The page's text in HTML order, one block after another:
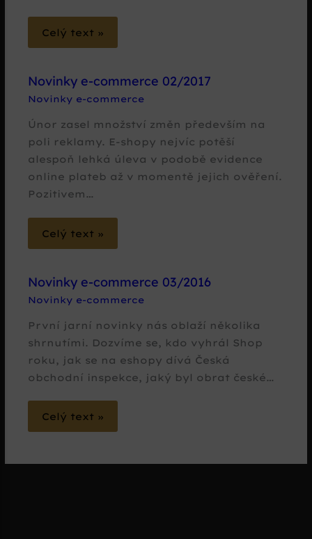
Celý text »
Novinky e-commerce 02/2017
Novinky e-commerce
Únor zasel množství změn především na
poli reklamy. E-shopy nejvíc potěší
alespoň lehká úleva v podobě evidence
online plateb až v momentě jejich ověření.
Pozitivem…
Celý text »
Novinky e-commerce 03/2016
Novinky e-commerce
První jarní novinky nás oblaží několika
shrnutími. Dozvíme se, kdo vyhrál Shop
roku, jak se na eshopy dívá Česká
obchodní inspekce, jaký byl obrat české…
Celý text »